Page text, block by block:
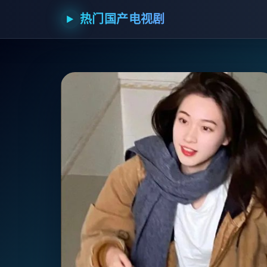
▶ 热门国产电视剧